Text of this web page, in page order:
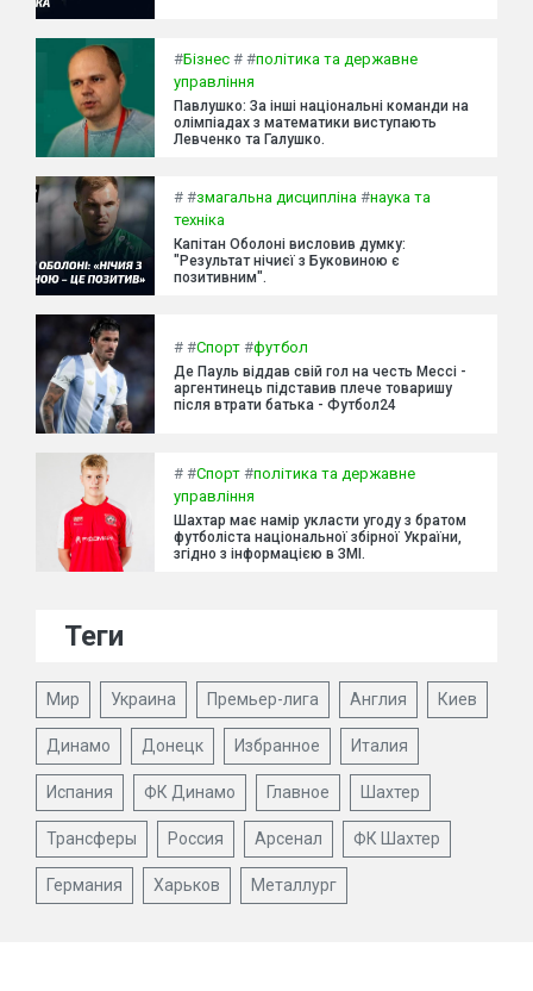
#Бізнес # #політика та державне
управління
Павлушко: За інші національні команди на
олімпіадах з математики виступають
Левченко та Галушко.
# #змагальна дисципліна #наука та
техніка
Капітан Оболоні висловив думку:
"Результат нічиєї з Буковиною є
позитивним".
# #Спорт #футбол
Де Пауль віддав свій гол на честь Мессі -
аргентинець підставив плече товаришу
після втрати батька - Футбол24
# #Спорт #політика та державне
управління
Шахтар має намір укласти угоду з братом
футболіста національної збірної України,
згідно з інформацією в ЗМІ.
Теги
Мир Украина Премьер-лига Англия Киев
Динамо Донецк Избранное Италия
Испания ФК Динамо Главное Шахтер
Трансферы Россия Арсенал ФК Шахтер
Германия Харьков Металлург